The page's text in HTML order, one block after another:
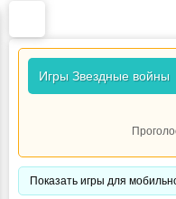
Игры Звездные войны
Показать игры для